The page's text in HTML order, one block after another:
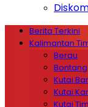
Berita Terkini
Kalimantan
Berau
Bontang
Kutai
Kutai
Kutai